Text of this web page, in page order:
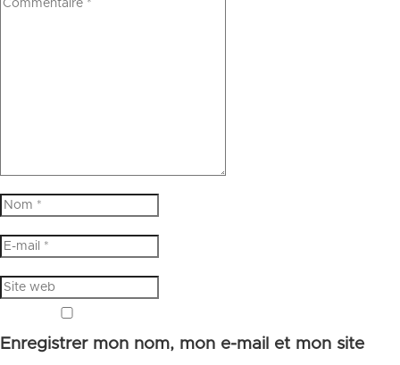
Enregistrer mon nom, mon e-mail et mon site